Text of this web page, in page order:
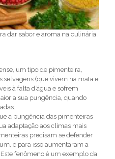
dar sabor e aroma na culinária.
um tipo de pimenteira,
selvagens (que vivem na mata e
à falta d’água e sofrem
a sua pungência, quando
a pungência das pimenteiras
adaptação aos climas mais
precisam se defender
e para isso aumentaram a
fenômeno é um exemplo da